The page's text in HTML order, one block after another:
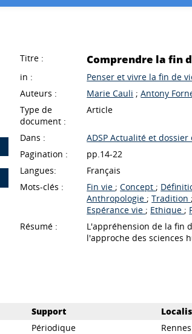
Titre : Comprendre la fin
in :
Penser et vivre la fin de
Auteurs :
Marie Cauli ;Antony
Type de
document :
Article
Dans :
ADSP Actualité et
Pagination :
pp.14-22
Langues:
Français
Mots-clés :
Fin vie ; Concept ;
Anthropologie ; Tradition ;
Espérance vie ; Ethique ;
Résumé :
L'appréhension de la fin
l'approche des sciences
Support
Périodique Rennes